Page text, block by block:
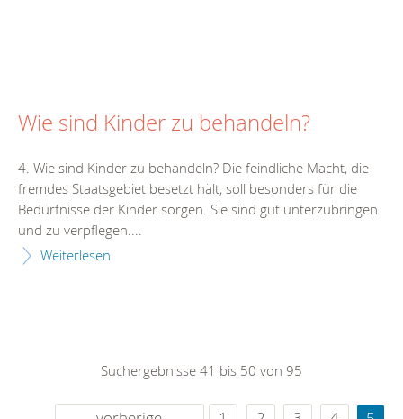
Wie sind Kinder zu behandeln?
4. Wie sind Kinder zu behandeln? Die feindliche Macht, die
fremdes Staatsgebiet besetzt hält, soll besonders für die
Bedürfnisse der Kinder sorgen. Sie sind gut unterzubringen
und zu verpflegen....
Weiterlesen
Suchergebnisse 41 bis 50 von 95